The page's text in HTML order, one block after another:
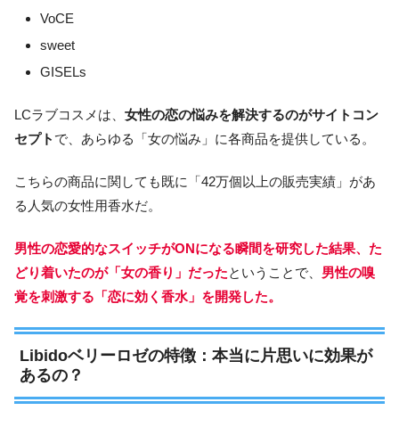
VoCE
sweet
GISELs
LCラブコスメは、 女性の恋の悩みを解決するのがサイトコン
セプト で、あらゆる「女の悩み」に各商品を提供している。
こちらの商品に関しても既に「42万個以上の販売実績」があ
る人気の女性用香水だ。
男性の恋愛的なスイッチがONになる瞬間を研究した結果、た
どり着いたのが「女の香り」だったということで、 男性の嗅
覚を刺激する「恋に効く香水」を開発した。
Libidoベリーロゼの特徴：本当に片思いに効果が
あるの？